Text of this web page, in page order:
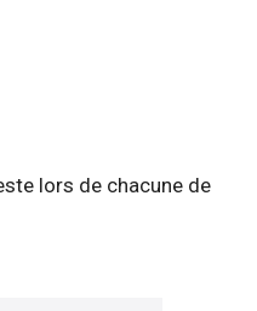
lors de chacune de